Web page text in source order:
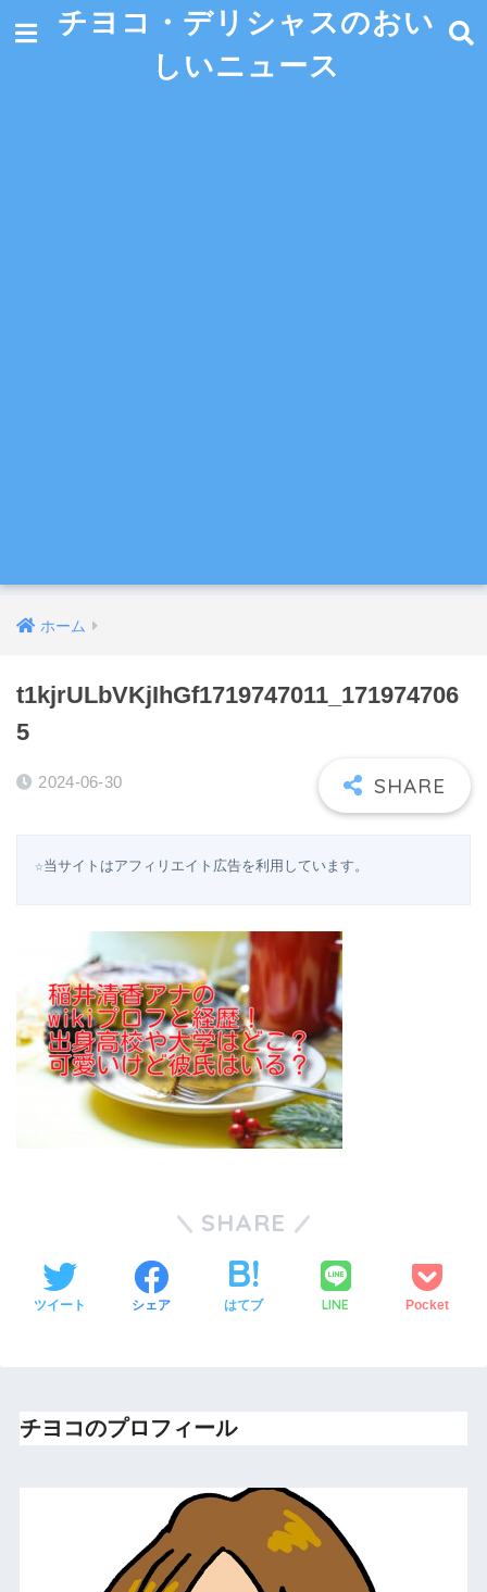
チヨコ・デリシャスのおい
しいニュース
ホーム
t1kjrULbVKjIhGf1719747011_171974706
5
2024-06-30
☆当サイトはアフィリエイト広告を利用しています。
SHARE
ツイート シェア はてブ LINE Pocket
チヨコのプロフィール